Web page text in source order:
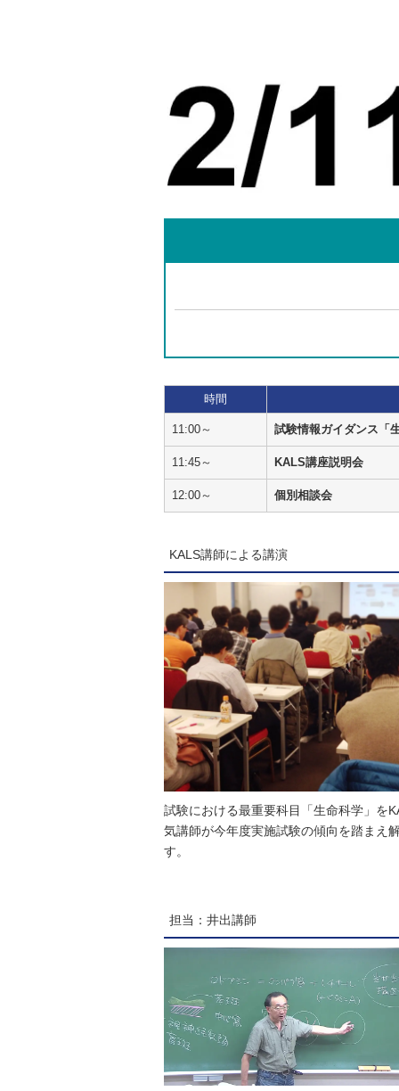
時間
11:00～ 試験情報ガイダンス「
11:45～ KALS講座説明会
12:00～ 個別相談会
KALS講師による講演
試験における最重要科目「生命科学」を
気講師が今年度実施試験の傾向を踏まえ
す。
担当：井出講師